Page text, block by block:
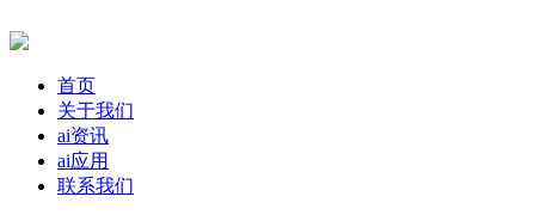
首页
关于我们
ai资讯
ai应用
联系我们